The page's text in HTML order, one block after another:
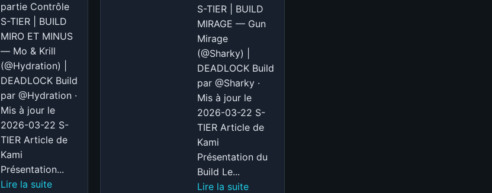
partie Contrôle
S-TIER | BUILD
MIRO ET MINUS
— Mo & Krill
(@Hydration) |
DEADLOCK Build
par @Hydration ·
Mis à jour le
2026-03-22 S-
TIER Article de
Kami
Présentation...
Lire la suite:
S-TIER | BUILD
MIRAGE — Gun
Mirage
(@Sharky) |
DEADLOCK Build
par @Sharky ·
Mis à jour le
2026-03-22 S-
TIER Article de
Kami
Présentation du
Build Le...
Lire la suite: